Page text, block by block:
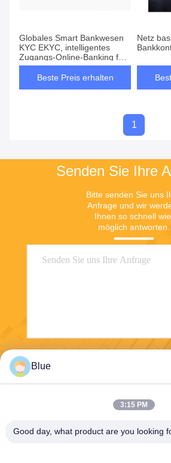
Globales Smart Bankwesen
KYC EKYC, intelligentes
Zugangs-Online-Banking für
Promi Service
Beste Preis erhalten
Netz
1
Senden Sie Ihre
Bitte senden Sie uns
Anfrage und wir
Ihnen so schnell wie
möglich antworten.
Blue
3:15 PM
Good day, what product are you looking